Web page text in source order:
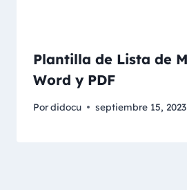
Plantilla de Lista de
Word y PDF
Pordidocu septiembre 15, 2023